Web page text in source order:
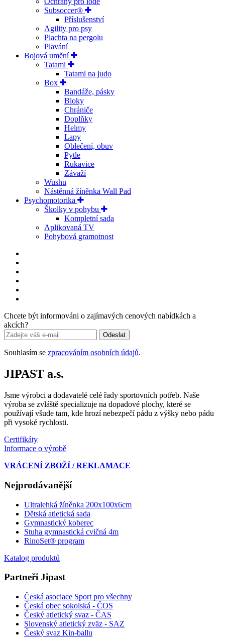
Subsoccer®
Příslušenství
Agility pro psy
Plachta na pergolu
Plavání
Bojová umění
Tatami
Tatami na judo
Box
Bandáže, pásky
Bloky
Chrániče
Doplňky
Helmy
Lapy
Oblečení, obuv
Pytle
Rukavice
Závaží
Wushu
Nástěnná žíněnka Wall Pad
Psychomotorika
Školky v pohybu
Kompletní sada
Aplikovaná TV
Pohybová gramotnost
Chcete být informováni o zajímavých cenových nabídkách a
akcích?
Odeslat
Souhlasím se zpracováním osobních údajů.
JIPAST a.s.
Jsme výrobci a dodavatelé celé řady sportovních potřeb. Naše
výroba se zvláště specializuje na dopadové plochy, které se
používají všude tam, kde hrozí nebezpečí pádu z výšky nebo pádu
při vysoké rychlosti.
Certifikáty
Informace o výrobě
VRÁCENÍ ZBOŽÍ / REKLAMACE
Nejprodávanější
Ultralehká žíněnka 200x100x6cm
Dětská atletická sada
Gymnastický koberec
Stuha gymnastická cvičná 4m
RinoSet® program
Katalog produktů
Partneři Jipast
Česká asociace Sport pro všechny
Česká obec sokolská - ČOS
Český atletický svaz - ČAS
Slovenský atletický zväz - SAZ
Český svaz Kin-ballu